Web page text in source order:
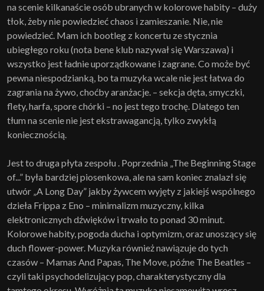
na scenie kilkanaście osób ubranych w kolorowe habity – duży
tłok, żeby nie powiedzieć chaos i zamieszanie. Nie, nie
powiedzieć. Mam ich bootleg z koncertu ze stycznia
ubiegłego roku (nota bene klub nazywał się Warszawa) i
wszystko jest ładnie uporządkowane i zagrane. Co może być
pewna niespodzianką, bo ta muzyka wcale nie jest łatwa do
zagrania na żywo, choćby aranżacje. – sekcja dęta, smyczki,
flety, harfa, spore chórki – no jest tego trochę. Dlatego ten
tłum na scenie nie jest ekstrawagancją, tylko zwykłą
koniecznością.
Jest to druga płyta zespołu . Poprzednia „The Beginning Stage
of...” była bardziej piosenkowa, ale na sam koniec znalazł się
utwór „A Long Day” jakby żywcem wyjęty z jakiejś wspólnego
dzieła Frippa z Eno – minimalizm muzyczny, kilka
elektronicznych dźwięków i trwało to ponad 30 minut.
Kolorowe habity, pogoda ducha i optymizm, oraz unoszący się
duch flower-power. Muzyka również nawiązuje do tych
czasów – Mamas And Papas, The Move, późne The Beatles –
czyli taki psychodelizujący pop, charakterystyczny dla